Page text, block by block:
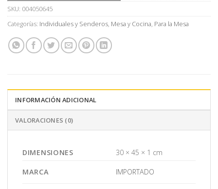
SKU: 004050645
Categorías: Individuales y Senderos, Mesa y Cocina, Para la Mesa
INFORMACIÓN ADICIONAL
VALORACIONES (0)
DIMENSIONES 30 × 45 × 1 cm
MARCA IMPORTADO